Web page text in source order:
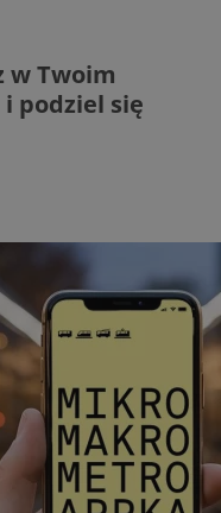
w Twoim
podziel się